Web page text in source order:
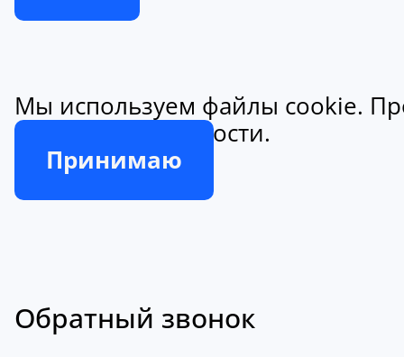
Мы используем файлы cookie.
конфиденциальности.
Принимаю
Обратный звонок